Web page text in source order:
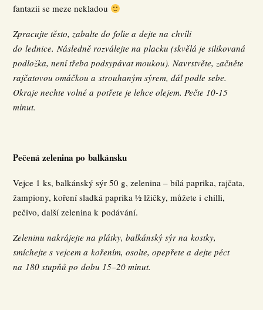
fantazii se meze nekladou
Zpracujte těsto, zabalte do folie a dejte na chvíli
do lednice. Následně rozválejte na placku (skvělá je silikovaná
podložka, není třeba podsypávat moukou). Navrstvěte, začněte
rajčatovou omáčkou a strouhaným sýrem, dál podle sebe.
Okraje nechte volné a potřete je lehce olejem. Pečte 10-15
minut.
Pečená zelenina po balkánsku
Vejce 1 ks, balkánský sýr 50 g, zelenina – bílá paprika, rajčata,
žampiony, koření sladká paprika ½ lžičky, můžete i chilli,
pečivo, další zelenina k podávání.
Zeleninu nakrájejte na plátky, balkánský sýr na kostky,
smíchejte s vejcem a kořením, osolte, opepřete a dejte péct
na 180 stupňů po dobu 15–20 minut.